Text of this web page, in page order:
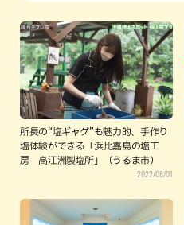
所長の“塩ギャグ”も魅力的、手作り
塩体験ができる「浜比嘉島の塩工
房 高江洲製塩所」（うるま市）
2022/08/01